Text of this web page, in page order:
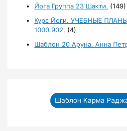
Йога Группа 23 Шакти. (149)
Курс Йоги. УЧЕБНЫЕ
1000.902. (4)
Шаблон 20 Аруна. Анна
Шаблон Карма